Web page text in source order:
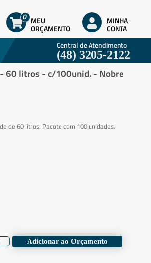
MEU
ORÇAMENTO
0 MINHA
CONTA
Central de Atendimento
(48) 3205-2122
60 litros - c/100unid. - Nobre
de 60 litros. Pacote com 100 unidades.
Adicionar ao Orçamento